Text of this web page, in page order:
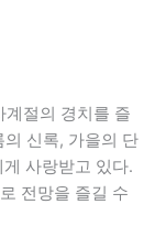
계절의 경치를 즐
의 신록, 가을의 단
사랑받고 있다.
전망을 즐길 수